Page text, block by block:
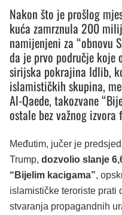
Nakon što je prošlog
kuća zamrznula 200
namijenjeni za “obnovu
da je prvo područje koje
sirijska pokrajina Idlib,
islamističkih skupina,
Al-Qaede, takozvane
ostale bez važnog
Međutim, jučer je
Trump, dozvolio slanje
“Bijelim kacigama”,
islamističke teroriste prati
stvaranja propagandnih